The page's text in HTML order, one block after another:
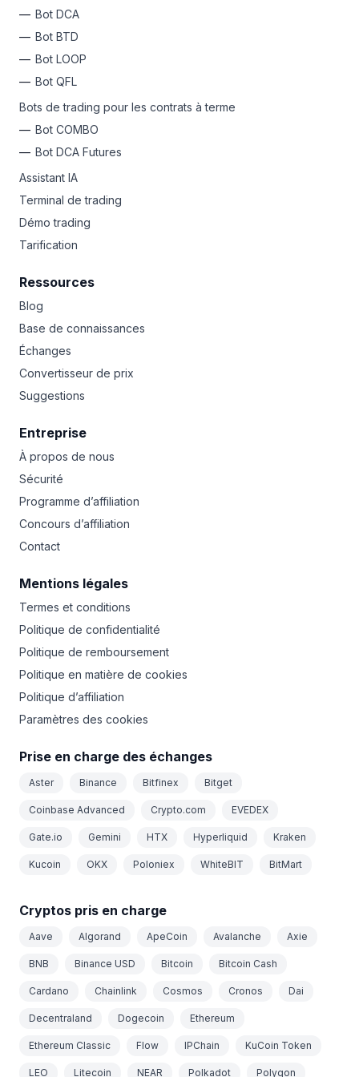
de méthodes de marketing illégales, frauduleuses
ou douteuses.
with partners from the Russian Federation and Belarus
and don’t accept referral traffic from these countries.
Bot DCA
Bot BTD
Bot LOOP
Bot QFL
Bots de trading pour les contrats à terme
Bot COMBO
Bot DCA Futures
Assistant IA
Terminal de trading
Démo trading
Tarification
Ressources
Blog
Base de connaissances
Échanges
Convertisseur de prix
Suggestions
Entreprise
À propos de nous
Sécurité
Programme d’affiliation
Concours d’affiliation
Contact
Mentions légales
Termes et conditions
Politique de confidentialité
Politique de remboursement
Politique en matière de cookies
Politique d’affiliation
Paramètres des cookies
Prise en charge des échanges
Aster Binance Bitfinex Bitget
Coinbase Advanced Crypto.com EVEDEX
Gate.io Gemini HTX Hyperliquid Kraken
Kucoin OKX Poloniex WhiteBIT BitMart
Cryptos pris en charge
Aave Algorand ApeCoin Avalanche Axie
BNB Binance USD Bitcoin Bitcoin Cash
Cardano Chainlink Cosmos Cronos Dai
Decentraland Dogecoin Ethereum
Ethereum Classic Flow IPChain KuCoin Token
LEO Litecoin NEAR Polkadot Polygon